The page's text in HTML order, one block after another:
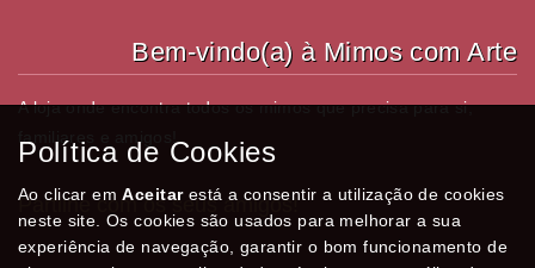
Bem-vindo(a) à Mimos com Arte
A loja onde encontra todos os mimos que precisa para si,
familiares e amigos!
Partilhe com os seus amigos!
Política de Cookies
Ao clicar emAceitarestá a consentir a utilização de cookies
neste site. Os cookies são usados para melhorar a sua
experiência de navegação, garantir o bom funcionamento de